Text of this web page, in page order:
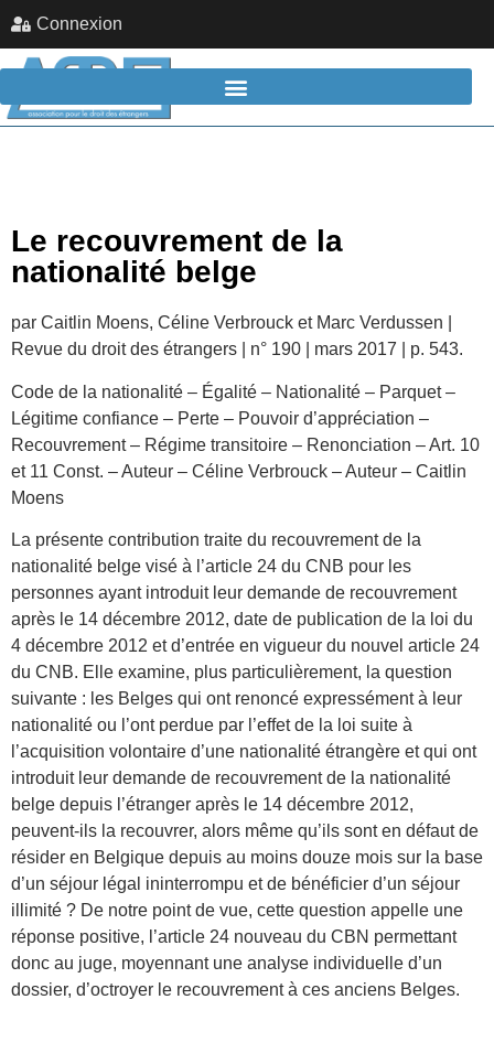
Connexion
Le recouvrement de la
nationalité belge
par Caitlin Moens, Céline Verbrouck et Marc Verdussen |
Revue du droit des étrangers | n° 190 | mars 2017 | p. 543.
Code de la nationalité – Égalité – Nationalité – Parquet –
Légitime confiance – Perte – Pouvoir d’appréciation –
Recouvrement – Régime transitoire – Renonciation – Art. 10
et 11 Const. – Auteur – Céline Verbrouck – Auteur – Caitlin
Moens
La présente contribution traite du recouvrement de la
nationalité belge visé à l’article 24 du CNB pour les
personnes ayant introduit leur demande de recouvrement
après le 14 décembre 2012, date de publication de la loi du
4 décembre 2012 et d’entrée en vigueur du nouvel article 24
du CNB. Elle examine, plus particulièrement, la question
suivante : les Belges qui ont renoncé expressément à leur
nationalité ou l’ont perdue par l’effet de la loi suite à
l’acquisition volontaire d’une nationalité étrangère et qui ont
introduit leur demande de recouvrement de la nationalité
belge depuis l’étranger après le 14 décembre 2012,
peuvent-ils la recouvrer, alors même qu’ils sont en défaut de
résider en Belgique depuis au moins douze mois sur la base
d’un séjour légal ininterrompu et de bénéficier d’un séjour
illimité ? De notre point de vue, cette question appelle une
réponse positive, l’article 24 nouveau du CBN permettant
donc au juge, moyennant une analyse individuelle d’un
dossier, d’octroyer le recouvrement à ces anciens Belges.